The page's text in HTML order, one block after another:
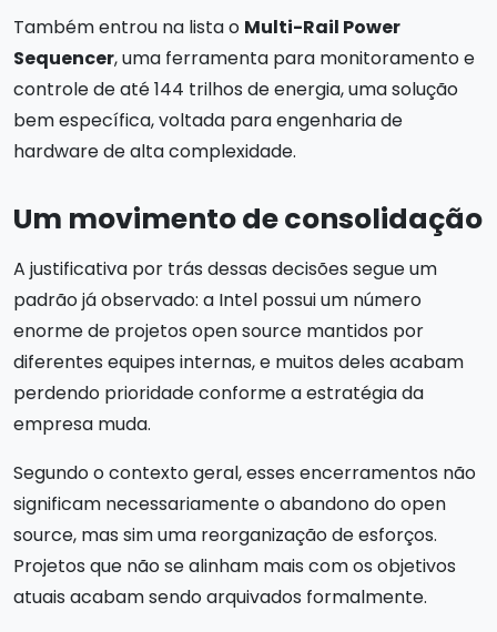
Também entrou na lista o Multi-Rail Power
Sequencer, uma ferramenta para monitoramento e
controle de até 144 trilhos de energia, uma solução
bem específica, voltada para engenharia de
hardware de alta complexidade.
Um movimento de consolidação
A justificativa por trás dessas decisões segue um
padrão já observado: a Intel possui um número
enorme de projetos open source mantidos por
diferentes equipes internas, e muitos deles acabam
perdendo prioridade conforme a estratégia da
empresa muda.
Segundo o contexto geral, esses encerramentos não
significam necessariamente o abandono do open
source, mas sim uma reorganização de esforços.
Projetos que não se alinham mais com os objetivos
atuais acabam sendo arquivados formalmente.